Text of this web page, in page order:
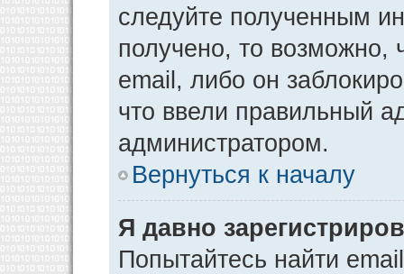
следуйте полученным
получено, то возможно,
email, либо он
что ввели правильный
администратором.
Вернуться к началу
Я давно
Попытайтесь найти